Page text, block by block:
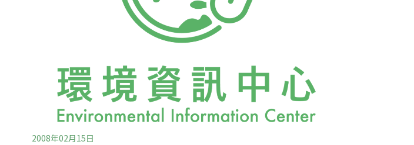
2008年02月15日